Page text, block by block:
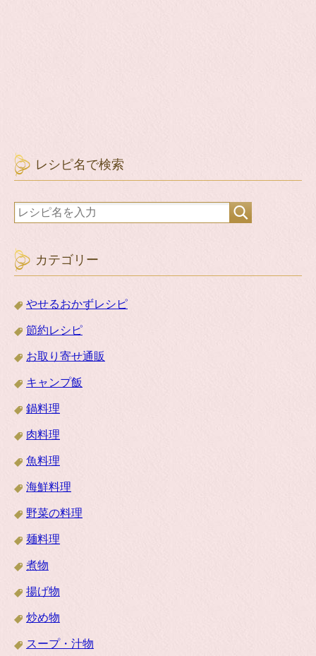
レシピ名で検索
カテゴリー
やせるおかずレシピ
節約レシピ
お取り寄せ通販
キャンプ飯
鍋料理
肉料理
魚料理
海鮮料理
野菜の料理
麺料理
煮物
揚げ物
炒め物
スープ・汁物